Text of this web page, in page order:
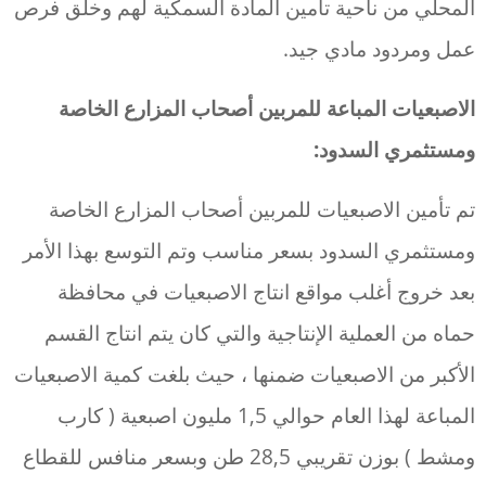
المحلي من ناحية تأمين المادة السمكية لهم وخلق فرص
عمل ومردود مادي جيد.
الاصبعيات المباعة للمربين أصحاب المزارع الخاصة
ومستثمري السدود:
تم تأمين الاصبعيات للمربين أصحاب المزارع الخاصة
ومستثمري السدود بسعر مناسب وتم التوسع بهذا الأمر
بعد خروج أغلب مواقع انتاج الاصبعيات في محافظة
حماه من العملية الإنتاجية والتي كان يتم انتاج القسم
الأكبر من الاصبعيات ضمنها ، حيث بلغت كمية الاصبعيات
المباعة لهذا العام حوالي 1,5 مليون اصبعية ( كارب
ومشط ) بوزن تقريبي 28,5 طن وبسعر منافس للقطاع